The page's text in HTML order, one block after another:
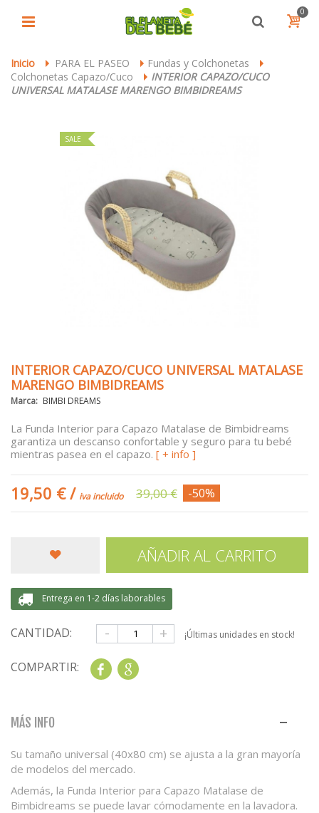
0
Inicio > PARA EL PASEO > Fundas y Colchonetas >
Colchonetas Capazo/Cuco > INTERIOR CAPAZO/CUCO
UNIVERSAL MATALASE MARENGO BIMBIDREAMS
SALE
INTERIOR CAPAZO/CUCO UNIVERSAL MATALASE
MARENGO BIMBIDREAMS
Marca: BIMBI DREAMS
La Funda Interior para Capazo Matalase de Bimbidreams
garantiza un descanso confortable y seguro para tu bebé
mientras pasea en el capazo. [ + info ]
19,50 €/ iva incluido 39,00 € -50%
AÑADIR AL CARRITO
Entrega en 1-2 días laborables
CANTIDAD: - + ¡Últimas unidades en stock!
COMPARTIR: Share
MÁS INFO
Su tamaño universal (40x80 cm) se ajusta a la gran mayoría
de modelos del mercado.
Además, la Funda Interior para Capazo Matalase de
Bimbidreams se puede lavar cómodamente en la lavadora.